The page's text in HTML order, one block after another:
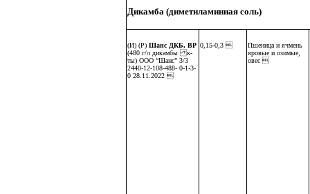
Дикамба (диметиламинная соль)
(И) (Р) Шанс ДКБ, ВР
(480 г/л дикамбы к-
ты) ООО “Шанс” 3/3
2440-12-108-488- 0-1-3-
0 28.11.2022 
0,15-0,3 
Пшеница и ячмень
яровые и озимые,
овес 